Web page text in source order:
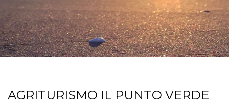
AGRITURISMO IL PUNTO VERDE